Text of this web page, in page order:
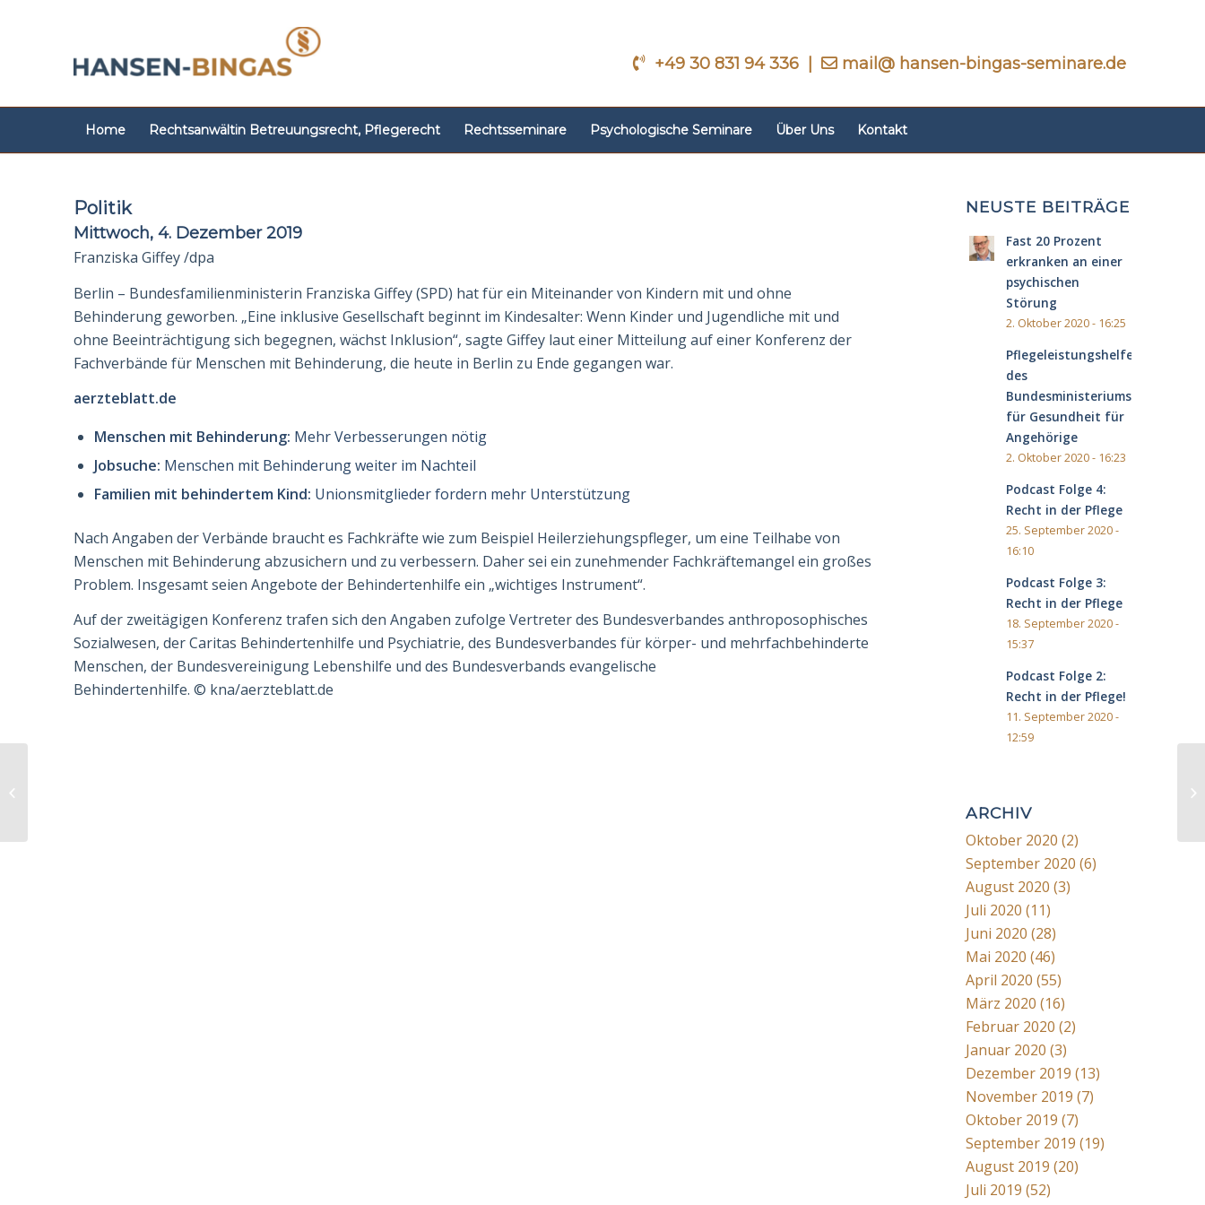
+49 30 831 94 336 mail@ hansen-bingas-seminare.de
Home Rechtsanwältin Betreuungsrecht, Pflegerecht Rechtsseminare Psychologische Seminare Über Uns Kontakt
Politik
Mittwoch, 4. Dezember 2019
Franziska Giffey /dpa
Berlin – Bun­des­fa­mi­lien­mi­nis­terin Franziska Giffey (SPD) hat für ein Miteinander von Kin­dern mit und ohne
Behinderung geworben. „Eine inklusive Gesellschaft beginnt im Kin­des­alter: Wenn Kinder und Jugendliche mit und
ohne Beeinträchtigung sich begegnen, wächst Inklusion“, sagte Giffey laut einer Mitteilung auf einer Konferenz der
Fachver­bände für Menschen mit Behinderung, die heute in Berlin zu Ende gegangen war.
aerzteblatt.de
Menschen mit Behinderung: Mehr Verbesserungen nötig
Jobsuche: Menschen mit Behinderung weiter im Nachteil
Familien mit behindertem Kind: Unionsmitglieder fordern mehr Unterstützung
Nach Angaben der Verbände braucht es Fachkräfte wie zum Beispiel Heilerziehungs­pfle­ger, um eine Teilhabe von
Menschen mit Behinderung abzusichern und zu verbessern. Daher sei ein zunehmender Fachkräftemangel ein großes
Problem. Insgesamt seien An­gebote der Be­hindertenhilfe ein „wichtiges Instrument“.
Auf der zweitägigen Konferenz trafen sich den Angaben zufolge Vertreter des Bundesver­bandes anthroposophisches
Sozialwesen, der Caritas Behindertenhilfe und Psychiatrie, des Bundesverbandes für körper- und mehrfachbehinderte
Menschen, der Bundesver­ei­nigung Lebenshilfe und des Bundesverbands evangelische
Behindertenhilfe. © kna/aerzteblatt.de
NEUSTE BEITRÄGE
Fast 20 Prozent
erkranken an einer
psychischen
Störung
2. Oktober 2020 - 16:25
Pflegeleistungshelfer
des
Bundesministeriums
für Gesundheit für
Angehörige
2. Oktober 2020 - 16:23
Podcast Folge 4:
Recht in der Pflege
25. September 2020 -
16:10
Podcast Folge 3:
Recht in der Pflege
18. September 2020 -
15:37
Podcast Folge 2:
Recht in der Pflege!
11. September 2020 -
12:59
ARCHIV
Oktober 2020 (2)
September 2020 (6)
August 2020 (3)
Juli 2020 (11)
Juni 2020 (28)
Mai 2020 (46)
April 2020 (55)
März 2020 (16)
Februar 2020 (2)
Januar 2020 (3)
Dezember 2019 (13)
November 2019 (7)
Oktober 2019 (7)
September 2019 (19)
August 2019 (20)
Juli 2019 (52)